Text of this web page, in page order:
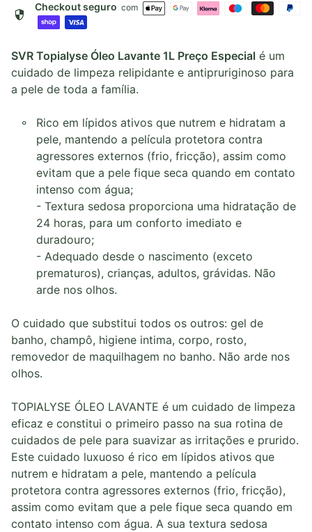
security Checkout seguro com
SVR Topialyse Óleo Lavante 1L Preço Especial é um
cuidado de limpeza relipidante e antipruriginoso para
a pele de toda a família.
Rico em lípidos ativos que nutrem e hidratam a
pele, mantendo a película protetora contra
agressores externos (frio, fricção), assim como
evitam que a pele fique seca quando em contato
intenso com água;
- Textura sedosa proporciona uma hidratação de
24 horas, para um conforto imediato e
duradouro;
- Adequado desde o nascimento (exceto
prematuros), crianças, adultos, grávidas. Não
arde nos olhos.
O cuidado que substitui todos os outros: gel de
banho, champô, higiene intima, corpo, rosto,
removedor de maquilhagem no banho. Não arde nos
olhos.
TOPIALYSE ÓLEO LAVANTE é um cuidado de limpeza
eficaz e constitui o primeiro passo na sua rotina de
cuidados de pele para suavizar as irritações e prurido.
Este cuidado luxuoso é rico em lípidos ativos que
nutrem e hidratam a pele, mantendo a película
protetora contra agressores externos (frio, fricção),
assim como evitam que a pele fique seca quando em
contato intenso com água. A sua textura sedosa